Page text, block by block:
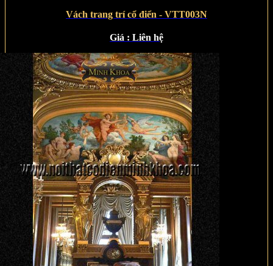
Vách trang trí cổ điển - VTT003N
Giá : Liên hệ